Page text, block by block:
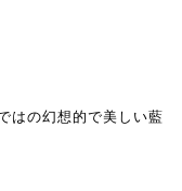
はの幻想的で美しい藍